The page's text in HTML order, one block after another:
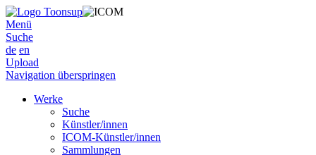
Menü
Suche
de en
Upload
Navigation überspringen
Werke
Suche
Künstler/innen
ICOM-Künstler/innen
Sammlungen